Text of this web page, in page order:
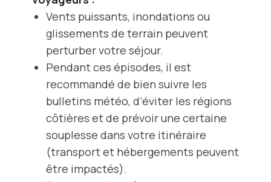
Vents puissants, inondations ou
glissements de terrain peuvent
perturber votre séjour.
Pendant ces épisodes, il est
recommandé de bien suivre les
bulletins météo, d’éviter les régions
côtières et de prévoir une certaine
souplesse dans votre itinéraire
(transport et hébergements peuvent
être impactés).